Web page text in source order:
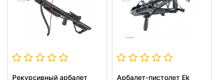
Рекурсивный арбалет
Арбалет-пистолет Ek